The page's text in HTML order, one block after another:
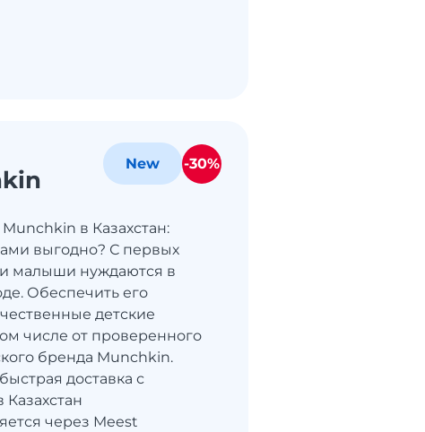
в Казахстан:
выгодно? С первых
малыши нуждаются в
Обеспечить его
детские
числе от проверенного
бренда Munchkin.
доставка с
через Meest
New -30%